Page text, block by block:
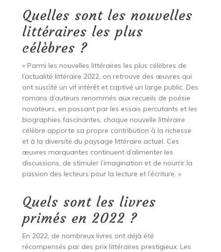
Quelles sont les nouvelles
littéraires les plus
célèbres ?
« Parmi les nouvelles littéraires les plus célèbres de
l’actualité littéraire 2022, on retrouve des œuvres qui
ont suscité un vif intérêt et captivé un large public. Des
romans d’auteurs renommés aux recueils de poésie
novateurs, en passant par les essais percutants et les
biographies fascinantes, chaque nouvelle littéraire
célèbre apporte sa propre contribution à la richesse
et à la diversité du paysage littéraire actuel. Ces
œuvres marquantes continuent d’alimenter les
discussions, de stimuler l’imagination et de nourrir la
passion des lecteurs pour la lecture et l’écriture. »
Quels sont les livres
primés en 2022 ?
En 2022, de nombreux livres ont déjà été
récompensés par des prix littéraires prestigieux. Les